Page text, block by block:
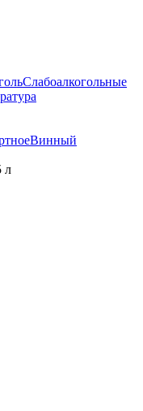
Слабоалкогольные
Винный
л